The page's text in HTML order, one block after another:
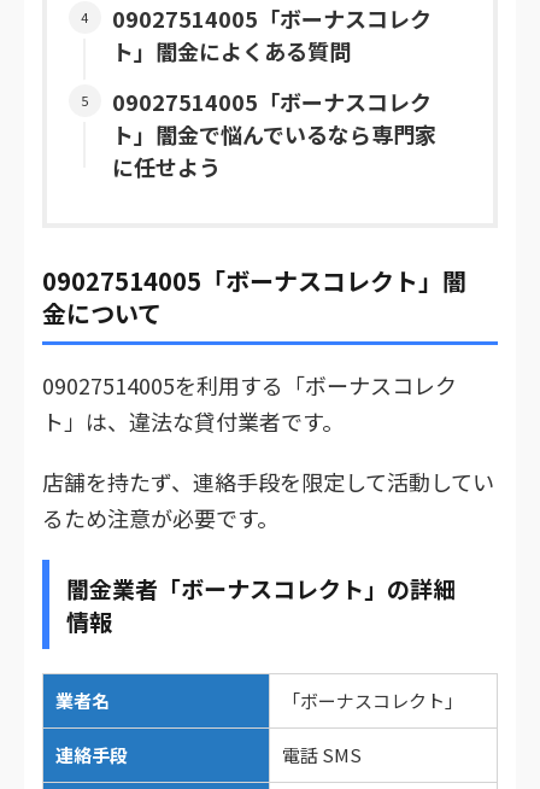
09027514005「ボーナスコレク
ト」闇金によくある質問
09027514005「ボーナスコレク
ト」闇金で悩んでいるなら専門家
に任せよう
09027514005「ボーナスコレクト」闇
金について
09027514005を利用する「ボーナスコレク
ト」は、違法な貸付業者です。
店舗を持たず、連絡手段を限定して活動してい
るため注意が必要です。
闇金業者「ボーナスコレクト」の詳細
情報
業者名 「ボーナスコレクト」
連絡手段 電話 SMS